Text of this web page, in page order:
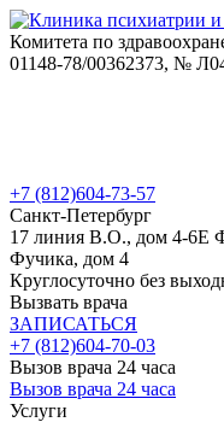
Комитета по
01148-78/00362373, №
+7 (812)604-73-57
Санкт-Петербург
17 линия В.О., дом 4-6Е
Фучика, дом 4
Круглосуточно без
Вызвать врача
ЗАПИСАТЬСЯ
+7 (812)604-70-03
Вызов врача 24 часа
Вызов врача 24 часа
Услуги